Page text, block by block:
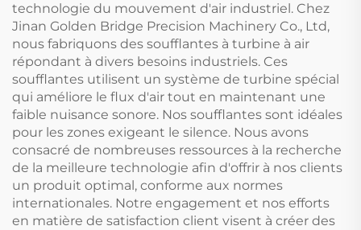
technologie du mouvement d'air industriel. Chez
Jinan Golden Bridge Precision Machinery Co., Ltd,
nous fabriquons des soufflantes à turbine à air
répondant à divers besoins industriels. Ces
soufflantes utilisent un système de turbine spécial
qui améliore le flux d'air tout en maintenant une
faible nuisance sonore. Nos soufflantes sont idéales
pour les zones exigeant le silence. Nous avons
consacré de nombreuses ressources à la recherche
de la meilleure technologie afin d'offrir à nos clients
un produit optimal, conforme aux normes
internationales. Notre engagement et nos efforts
en matière de satisfaction client visent à créer des